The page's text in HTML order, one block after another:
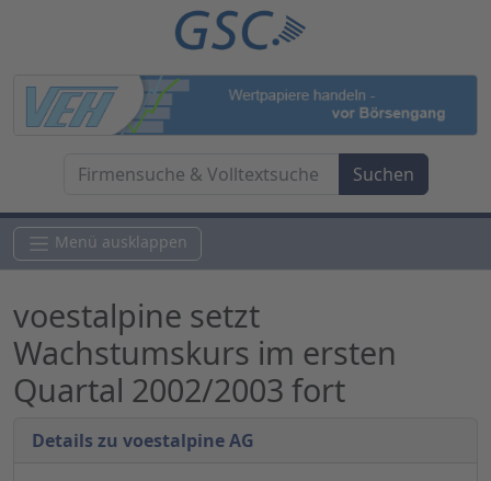
Menü ausklappen
voestalpine setzt
Wachstumskurs im ersten
Quartal 2002/2003 fort
Details zu voestalpine AG